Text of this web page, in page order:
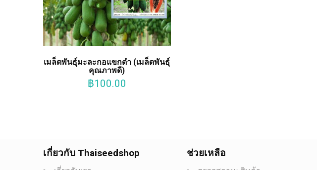
เมล็ดพันธุ์มะละกอแขกดำ (เมล็ดพันธุ์
คุณภาพดี)
฿100.00
เกี่ยวกับ Thaiseedshop ช่วยเหลือ